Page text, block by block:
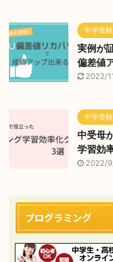
中学受験
実例が
偏差値
2022/
中学受験
中受母
学習効
2022/
プログラミング